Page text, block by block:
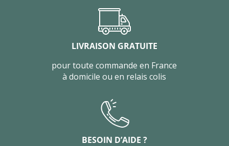
LIVRAISON GRATUITE
pour toute commande en France
à domicile ou en relais colis
BESOIN D’AIDE ?